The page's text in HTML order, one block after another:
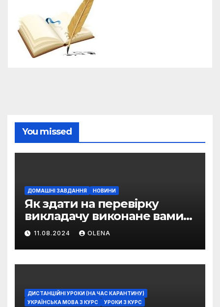
You missed
ДОМАШНІ ЗАВДАННЯ НОВИНИ
Як здати на перевірку
викладачу виконане вами
домашнє завдання
11.08.2024 OLENA
ДИСТАНЦІЙНІ УРОКИ (НА ЧАС КАРАНТИНУ)
УКРАЇНСЬКА МОВА 3 КУРС
УРОКИ 3 КУРС